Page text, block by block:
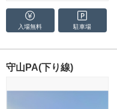
入場無料 駐車場
守山PA(下り線)